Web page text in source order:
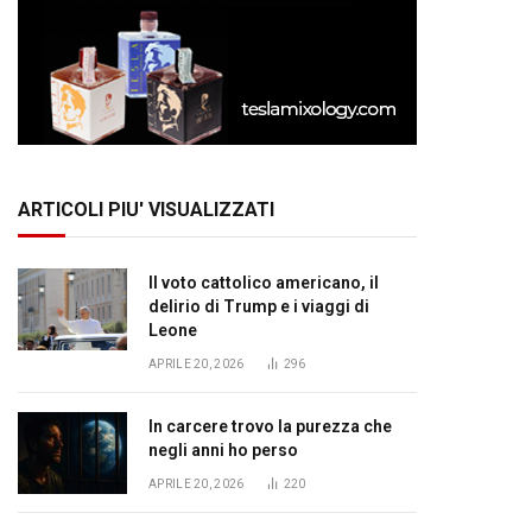
ARTICOLI PIU' VISUALIZZATI
Il voto cattolico americano, il
delirio di Trump e i viaggi di
Leone
APRILE 20, 2026 296
In carcere trovo la purezza che
negli anni ho perso
APRILE 20, 2026 220